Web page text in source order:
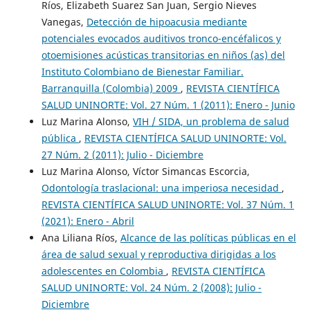
Ríos, Elizabeth Suarez San Juan, Sergio Nieves
Vanegas, Detección de hipoacusia mediante
potenciales evocados auditivos tronco-encéfalicos y
otoemisiones acústicas transitorias en niños (as) del
Instituto Colombiano de Bienestar Familiar.
Barranquilla (Colombia) 2009 , REVISTA CIENTÍFICA
SALUD UNINORTE: Vol. 27 Núm. 1 (2011): Enero - Junio
Luz Marina Alonso, VIH / SIDA, un problema de salud
pública , REVISTA CIENTÍFICA SALUD UNINORTE: Vol.
27 Núm. 2 (2011): Julio - Diciembre
Luz Marina Alonso, Víctor Simancas Escorcia,
Odontología traslacional: una imperiosa necesidad ,
REVISTA CIENTÍFICA SALUD UNINORTE: Vol. 37 Núm. 1
(2021): Enero - Abril
Ana Liliana Ríos, Alcance de las políticas públicas en el
área de salud sexual y reproductiva dirigidas a los
adolescentes en Colombia , REVISTA CIENTÍFICA
SALUD UNINORTE: Vol. 24 Núm. 2 (2008): Julio -
Diciembre